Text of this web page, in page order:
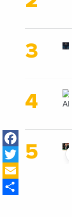
Twitter